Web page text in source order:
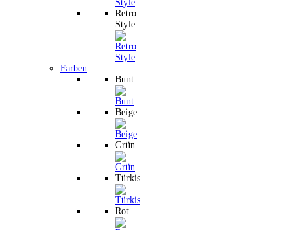
Retro
Style
Farben
Bunt
Beige
Grün
Türkis
Rot